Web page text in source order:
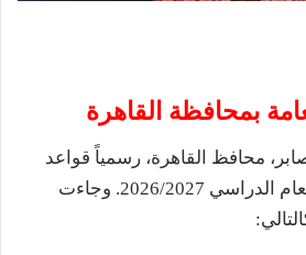
بمحافظة القاهرة
صابر، محافظ القاهرة، رسمياً قواعد
التقديم للثانوي العام للعام الدراسي 2026/2027. وجاءت